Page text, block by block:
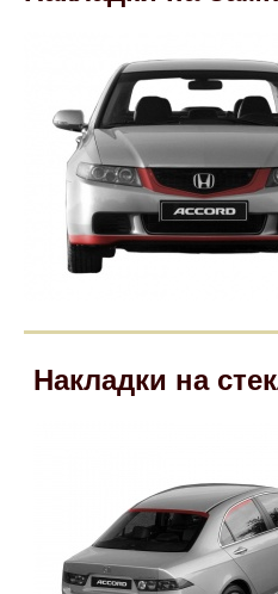
Накладки на
Renault
Suzuki
Volkswagen
Дополнительные товары